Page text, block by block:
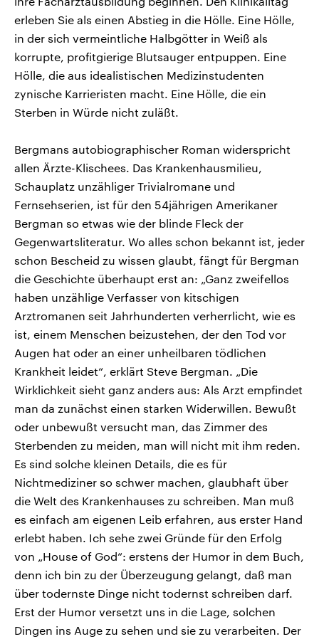
erleben Sie als einen Abstieg in die Hölle. Eine Hölle,
in der sich vermeintliche Halbgötter in Weiß als
korrupte, profitgierige Blutsauger entpuppen. Eine
Hölle, die aus idealistischen Medizinstudenten
zynische Karrieristen macht. Eine Hölle, die ein
Sterben in Würde nicht zuläßt.
Bergmans autobiographischer Roman widerspricht
allen Ärzte-Klischees. Das Krankenhausmilieu,
Schauplatz unzähliger Trivialromane und
Fernsehserien, ist für den 54jährigen Amerikaner
Bergman so etwas wie der blinde Fleck der
Gegenwartsliteratur. Wo alles schon bekannt ist, jeder
schon Bescheid zu wissen glaubt, fängt für Bergman
die Geschichte überhaupt erst an: „Ganz zweifellos
haben unzählige Verfasser von kitschigen
Arztromanen seit Jahrhunderten verherrlicht, wie es
ist, einem Menschen beizustehen, der den Tod vor
Augen hat oder an einer unheilbaren tödlichen
Krankheit leidet“, erklärt Steve Bergman. „Die
Wirklichkeit sieht ganz anders aus: Als Arzt empfindet
man da zunächst einen starken Widerwillen. Bewußt
oder unbewußt versucht man, das Zimmer des
Sterbenden zu meiden, man will nicht mit ihm reden.
Es sind solche kleinen Details, die es für
Nichtmediziner so schwer machen, glaubhaft über
die Welt des Krankenhauses zu schreiben. Man muß
es einfach am eigenen Leib erfahren, aus erster Hand
erlebt haben. Ich sehe zwei Gründe für den Erfolg
von „House of God“: erstens der Humor in dem Buch,
denn ich bin zu der Überzeugung gelangt, daß man
über todernste Dinge nicht todernst schreiben darf.
Erst der Humor versetzt uns in die Lage, solchen
Dingen ins Auge zu sehen und sie zu verarbeiten. Der